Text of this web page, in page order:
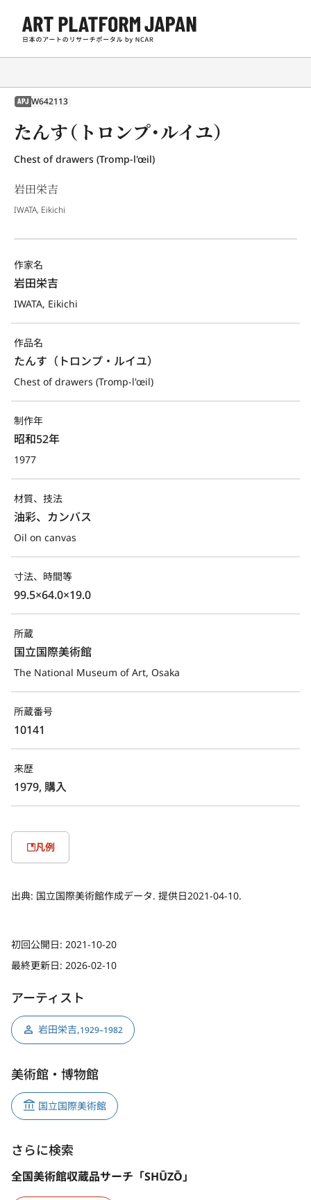
APJ W642113
たんす（トロンプ・ルイユ）
Chest of drawers (Tromp-l'œil)
岩田栄吉
IWATA, Eikichi
作家名
岩田栄吉
IWATA, Eikichi
作品名
たんす（トロンプ・ルイユ）
Chest of drawers (Tromp-l'œil)
制作年
昭和52年
1977
材質、技法
油彩、カンバス
Oil on canvas
寸法、時間等
99.5×64.0×19.0
所蔵
国立国際美術館
The National Museum of Art, Osaka
所蔵番号
10141
来歴
1979, 購入
凡例
出典: 国立国際美術館作成データ. 提供日2021-04-10.
初回公開日: 2021-10-20
最終更新日: 2026-02-10
アーティスト
岩田栄吉,1929–1982
美術館・博物館
国立国際美術館
さらに検索
全国美術館収蔵品サーチ「SHŪZŌ」